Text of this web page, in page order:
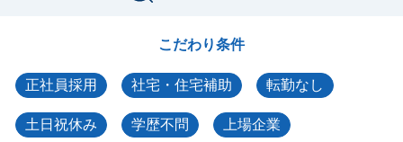
こだわり条件
正社員採用 社宅・住宅補助 転勤なし
土日祝休み 学歴不問 上場企業